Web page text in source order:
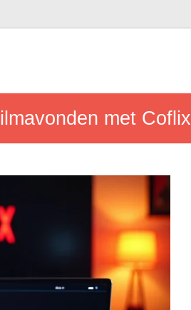
met Coflix